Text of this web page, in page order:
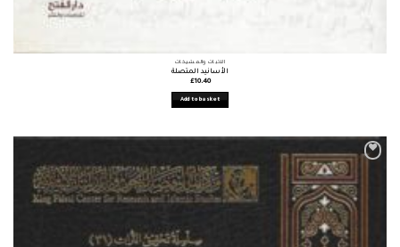
الأثبات والمشيخات
الأسانيد المتصلة
£10.40
Add to basket